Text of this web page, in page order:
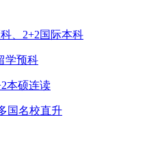
、2+2国际本科
学预科
本硕连读
国名校直升